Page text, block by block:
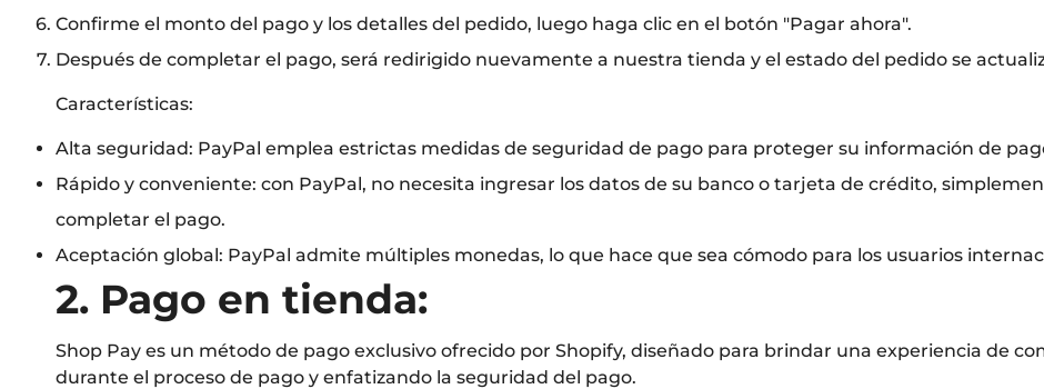
Confirme el monto del pago y los detalles del pedido, luego haga clic en el botón "Pagar ahora".
Después de completar el pago, será redirigido nuevamente a nuestra tienda y el estado del pedido se
Características:
Alta seguridad: PayPal emplea estrictas medidas de seguridad de pago para proteger su información de
Rápido y conveniente: con PayPal, no necesita ingresar los datos de su banco o tarjeta de crédito,
completar el pago.
Aceptación global: PayPal admite múltiples monedas, lo que hace que sea cómodo para los usuarios
2. Pago en tienda:
Shop Pay es un método de pago exclusivo ofrecido por Shopify, diseñado para brindar una experiencia de
durante el proceso de pago y enfatizando la seguridad del pago.